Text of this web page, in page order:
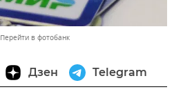
Перейти в фотобанк
Дзен Telegram